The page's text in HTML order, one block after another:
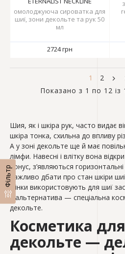
Фільтр
Шия, як і шкіра рук, часто видає
шкіра тонка, схильна до впливу
А у зоні декольте ще й має
лімфи. Навесні і влітку вона
тонус, з’являються
важливо дбати про стан шкіри
жінки використовують для шиї
є альтернатива — спеціальна
декольте.
Косметика
декольте —
омолоджуюча сироватка для
шиї, зони декольте та рук 50
мл
2724 грн
1
2
Показано з 1 по 12 із